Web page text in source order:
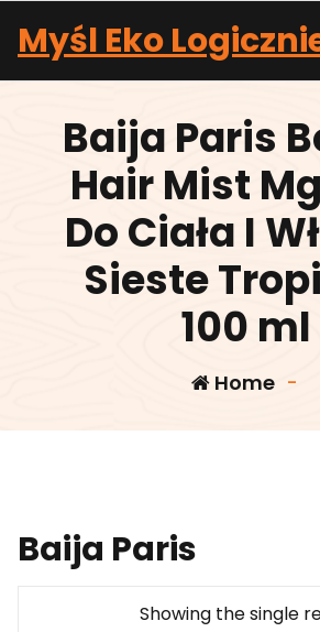
content
Myśl Eko
Baija Paris
Hair Mist
Do Ciała I
Sieste
100 ml
Home -
Baija Paris
Showing the single